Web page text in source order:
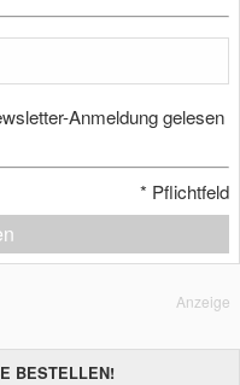
Anmeldung gelesen
* Pflichtfeld
Anzeige
BESTELLEN!